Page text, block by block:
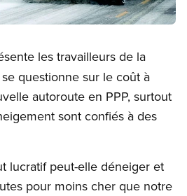
les travailleurs de la
questionne sur le coût à
autoroute en PPP, surtout
sont confiés à des
lucratif peut-elle déneiger et
pour moins cher que notre